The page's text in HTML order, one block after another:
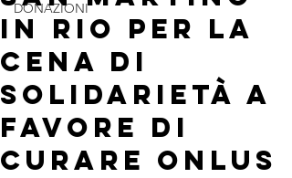
DONAZIONI
in Rio per la
cena di
solidarietà a
favore di
CuraRE Onlus